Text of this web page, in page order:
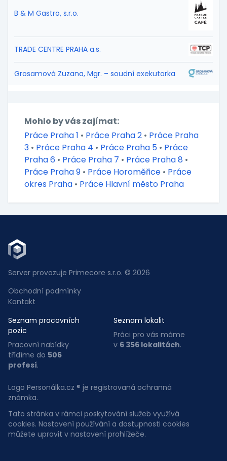
B & M Gastro, s.r.o.
TRADE CENTRE PRAHA a.s.
Grosamová Zuzana, Mgr. – soudní exekutorka
Mohlo by vás zajímat:
Práce Praha 1 • Práce Praha 2 • Práce Praha
3 • Práce Praha 4 • Práce Praha 5 • Práce
Praha 6 • Práce Praha 7 • Práce Praha 8 •
Práce Praha 9 • Práce Horoměřice • Práce
okres Praha • Práce Hlavní město Praha
Server provozuje Primecore s.r.o. © 2026
Obchodní podmínky
Kontakt
Seznam pracovních
pozic
Pracovní nabídky
třídíme do 506
profesí.
Seznam lokalit
Práci pro vás máme
v 6 356 lokalitách.
Logo Personálka.cz ® je registrovaná ochranná
známka.
Tato stránka v rámci poskytování služeb využívá
cookies. Nastavení používání a dostupnosti cookies
můžete upravit v nastavení prohlížeče.